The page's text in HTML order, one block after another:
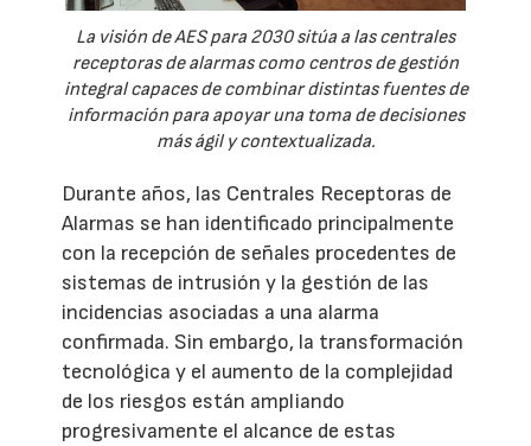
La visión de AES para 2030 sitúa a las centrales
receptoras de alarmas como centros de gestión
integral capaces de combinar distintas fuentes de
información para apoyar una toma de decisiones
más ágil y contextualizada.
Durante años, las Centrales Receptoras de
Alarmas se han identificado principalmente
con la recepción de señales procedentes de
sistemas de intrusión y la gestión de las
incidencias asociadas a una alarma
confirmada. Sin embargo, la transformación
tecnológica y el aumento de la complejidad
de los riesgos están ampliando
progresivamente el alcance de estas